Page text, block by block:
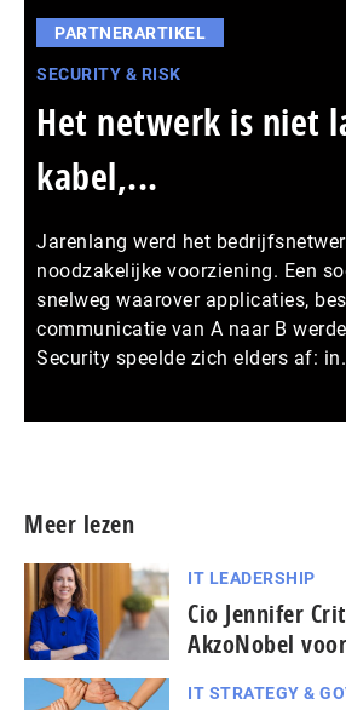
PARTNERARTIKEL
SECURITY & RISK
Het netwerk is niet
kabel,...
Jarenlang werd het
noodzakelijke voorziening. Een
snelweg waarover applicaties,
communicatie van A naar B
Security speelde zich elders af:
Meer lezen
IT LEADERSHIP
Cio Jennifer
AkzoNobel
IT STRATEGY &